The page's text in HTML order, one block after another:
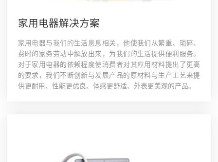
家用电器解决方案
家用电器与我们的生活息息相关，他使我们从繁重、琐碎、
费时的家务劳动中解放出来，为我们的生活提供便利服务。
对于家用电器的依赖程度使消费者对其应用材料提出了更高
的要求，我们不断创新与发展产品的原材料与生产工艺来提
供更耐用、性能更优良、体感更舒适、外表更美观的产品。